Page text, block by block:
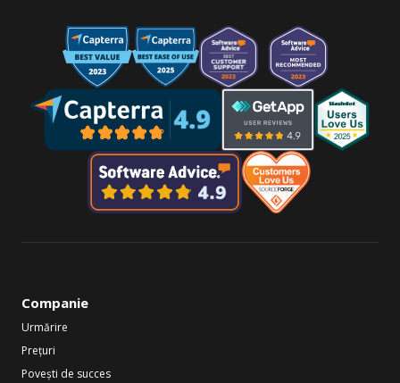
Companie
Urmărire
Prețuri
Povești de succes